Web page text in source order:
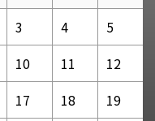
3 4
5
10 11
12
17 18
19